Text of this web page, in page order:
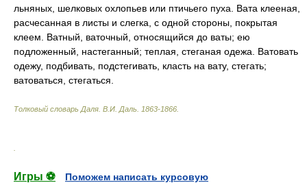
льняных, шелковых охлопьев или птичьего пуха. Вата клееная,
расчесанная в листы и слегка, с одной стороны, покрытая
клеем. Ватный, ваточный, относящийся до ваты; ею
подложенный, настеганный; теплая, стеганая одежа. Ватовать
одежу, подбивать, подстегивать, класть на вату, стегать;
ватоваться, стегаться.
Толковый словарь Даля В.И. Даль. 1863-1866
Игры ⚽
Поможем написать курсовую